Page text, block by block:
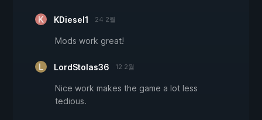
KDiesel1 24 2월
Mods work great!
LordStolas36 12 2월
Nice work makes the game a lot less
tedious.